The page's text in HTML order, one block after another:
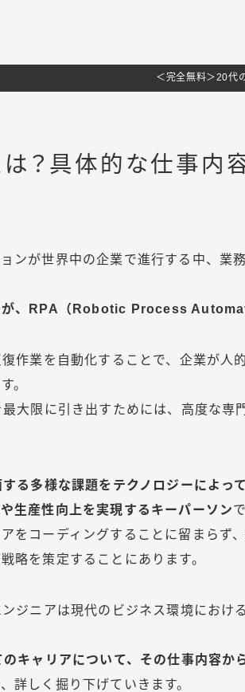
＜完全無料＞20代
？具体的な仕事内
ンが世界中の企業で進行する中、業
が、RPA（Robotic Process
作業を自動化することで、企業が人
。
大限に引き出すためには、高度な専
る多様な課題をテクノロジーによっ
生産性向上を実現するキーパーソン
をコーディングすることに留まらず
略を策定することにあります。
ジニアは現代のビジネス環境におけ
キャリアについて、その仕事内容か
詳しく掘り下げていきます。